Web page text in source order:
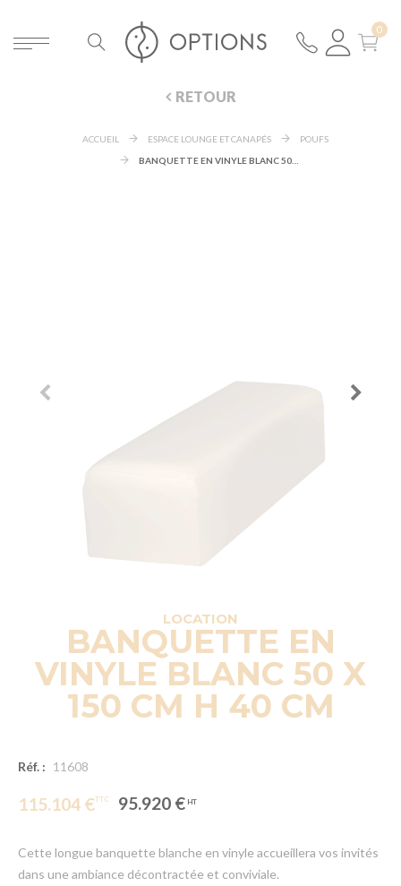
RETOUR
ACCUEIL ESPACE LOUNGE ET CANAPÉS
POUFS
LOCATION
BANQUETTE EN
VINYLE BLANC 50 X
150 CM H 40 CM
Réf. : 11608
115.104 € 95.920 €
Cette longue banquette blanche en vinyle accueillera vos invités
dans une ambiance décontractée et conviviale.